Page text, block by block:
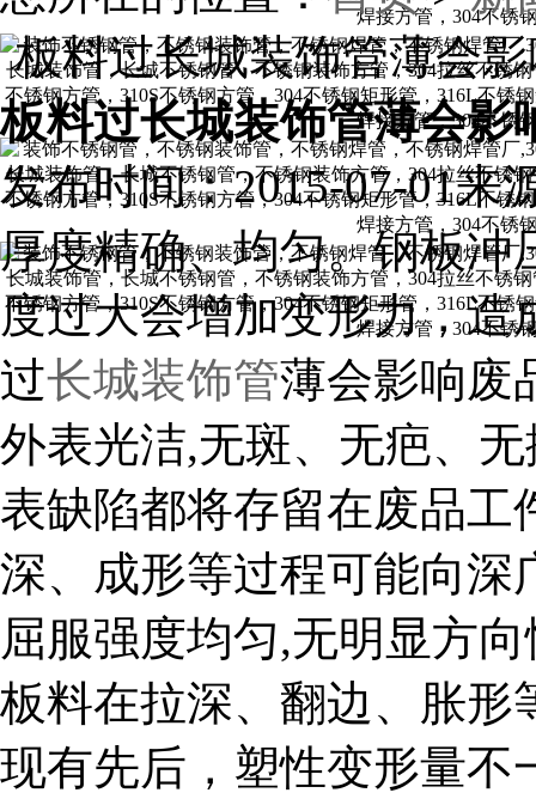
板料过长城装饰管薄会
板料过长城装饰管薄会影
发布时间：2015-07-01来
厚度精确、均匀。钢板冲
度过大会增加变形力，
过长城装饰管薄会影响废
外表光洁,无斑、无疤、
表缺陷都将存留在废品工
深、成形等过程可能向深
屈服强度均匀,无明显方
板料在拉深、翻边、胀形
现有先后，塑性变形量不